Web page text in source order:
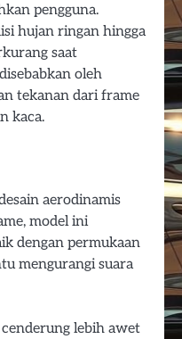
pengguna.
hujan ringan hingga
saat
oleh
tekanan dari frame
kaca.
aerodinamis
model ini
dengan permukaan
mengurangi suara
lebih awet